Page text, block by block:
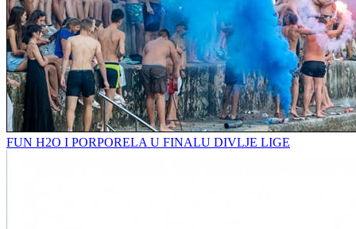
FUN H2O I PORPORELA U FINALU DIVLJE LIGE